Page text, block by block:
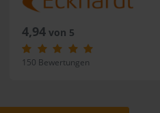
4,94von 5
150 Bewertungen